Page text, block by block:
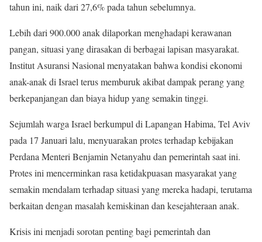
tahun ini, naik dari 27,6% pada tahun sebelumnya.
Lebih dari 900.000 anak dilaporkan menghadapi kerawanan
pangan, situasi yang dirasakan di berbagai lapisan masyarakat.
Institut Asuransi Nasional menyatakan bahwa kondisi ekonomi
anak-anak di Israel terus memburuk akibat dampak perang yang
berkepanjangan dan biaya hidup yang semakin tinggi.
Sejumlah warga Israel berkumpul di Lapangan Habima, Tel Aviv
pada 17 Januari lalu, menyuarakan protes terhadap kebijakan
Perdana Menteri Benjamin Netanyahu dan pemerintah saat ini.
Protes ini mencerminkan rasa ketidakpuasan masyarakat yang
semakin mendalam terhadap situasi yang mereka hadapi, terutama
berkaitan dengan masalah kemiskinan dan kesejahteraan anak.
Krisis ini menjadi sorotan penting bagi pemerintah dan